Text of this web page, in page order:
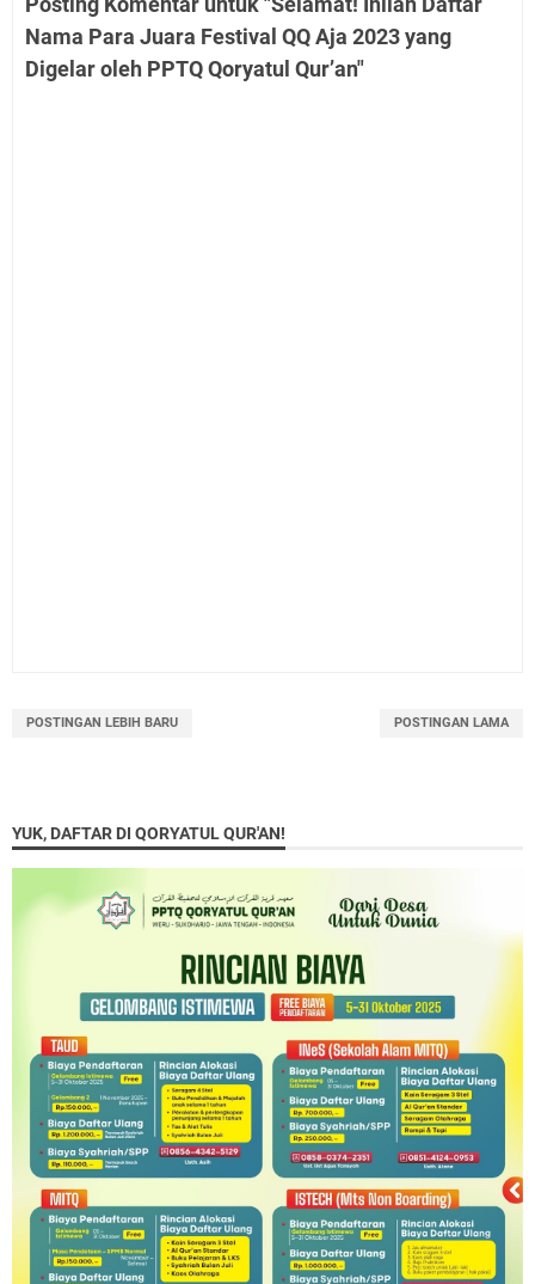
Nama Para Juara Festival QQ Aja 2023 yang
Digelar oleh PPTQ Qoryatul Qur’an"
POSTINGAN LEBIH BARU POSTINGAN LAMA
YUK, DAFTAR DI QORYATUL QUR'AN!